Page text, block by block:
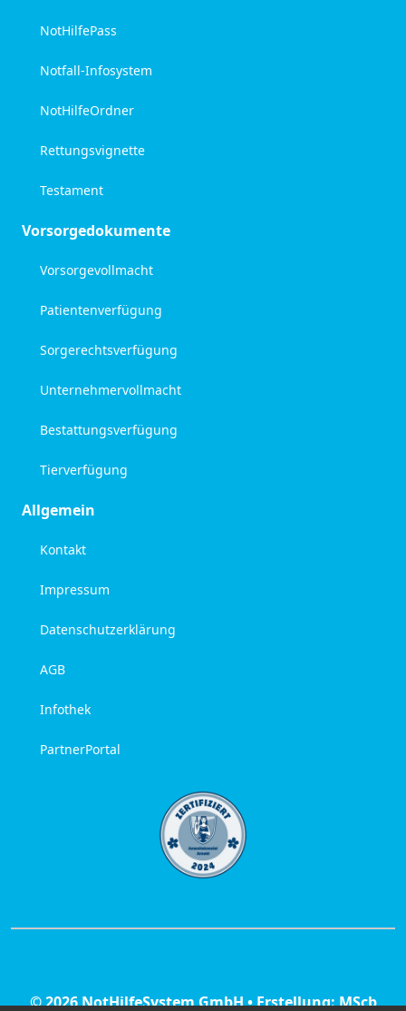
NotHilfePass
Notfall-Infosystem
NotHilfeOrdner
Rettungsvignette
Testament
Vorsorgedokumente
Vorsorgevollmacht
Patientenverfügung
Sorgerechtsverfügung
Unternehmervollmacht
Bestattungsverfügung
Tierverfügung
Allgemein
Kontakt
Impressum
Datenschutzerklärung
AGB
Infothek
PartnerPortal
© 2026 NotHilfeSystem GmbH • Erstellung: MScb